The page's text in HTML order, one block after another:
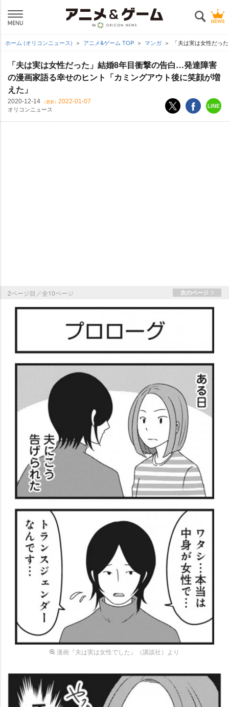
ホーム (オリコンニュース) アニメ&ゲーム TOP マンガ 「夫は実は女性だっ
「夫は実は女性だった」結婚8年目衝撃の告白…発達障害
の漫画家語る幸せのヒント「カミングアウト後に笑顔が増
えた」
2020-12-14 （更新） 2022-01-07
オリコンニュース
2ページ目／全10ページ 次のページ
漫画『夫は実は女性でした』（講談社）より